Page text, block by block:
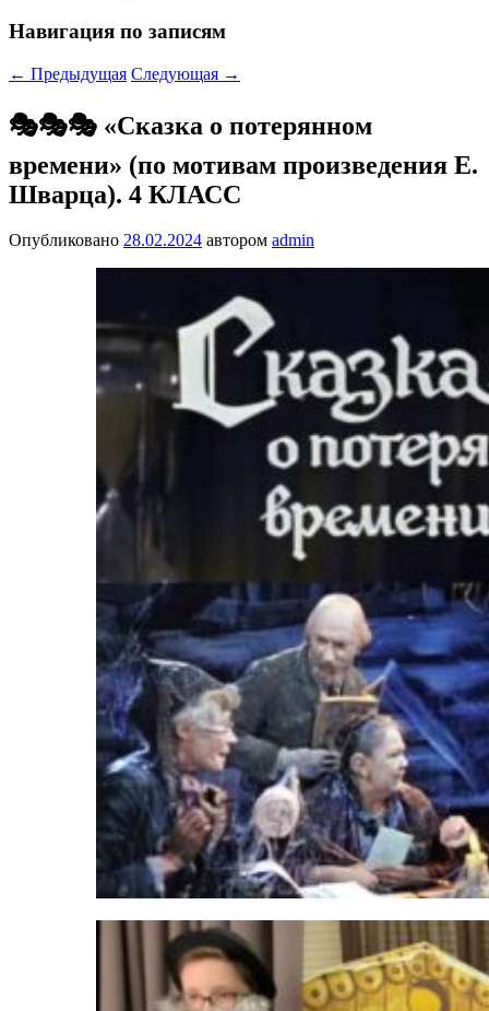
Навигация по записям
← Предыдущая Следующая →
🎭🎭🎭 «Сказка о потерянном
времени» (по мотивам произведения Е.
Шварца). 4 КЛАСС
Опубликовано 28.02.2024 автором admin